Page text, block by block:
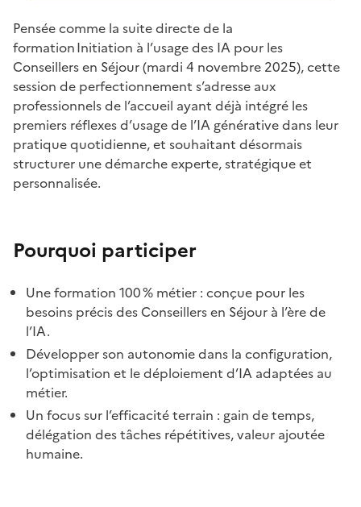
Pensée comme la suite directe de la
formation Initiation à l’usage des IA pour les
Conseillers en Séjour (mardi 4 novembre 2025), cette
session de perfectionnement s’adresse aux
professionnels de l’accueil ayant déjà intégré les
premiers réflexes d’usage de l’IA générative dans leur
pratique quotidienne, et souhaitant désormais
structurer une démarche experte, stratégique et
personnalisée.
Pourquoi participer
Une formation 100 % métier : conçue pour les
besoins précis des Conseillers en Séjour à l’ère de
l’IA.
Développer son autonomie dans la configuration,
l’optimisation et le déploiement d’IA adaptées au
métier.
Un focus sur l’efficacité terrain : gain de temps,
délégation des tâches répétitives, valeur ajoutée
humaine.